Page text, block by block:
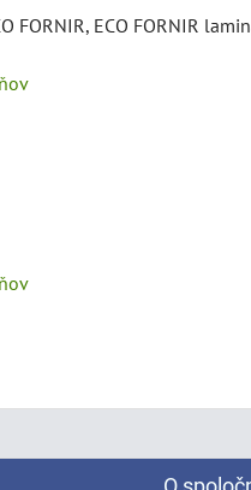
ECO FORNIR